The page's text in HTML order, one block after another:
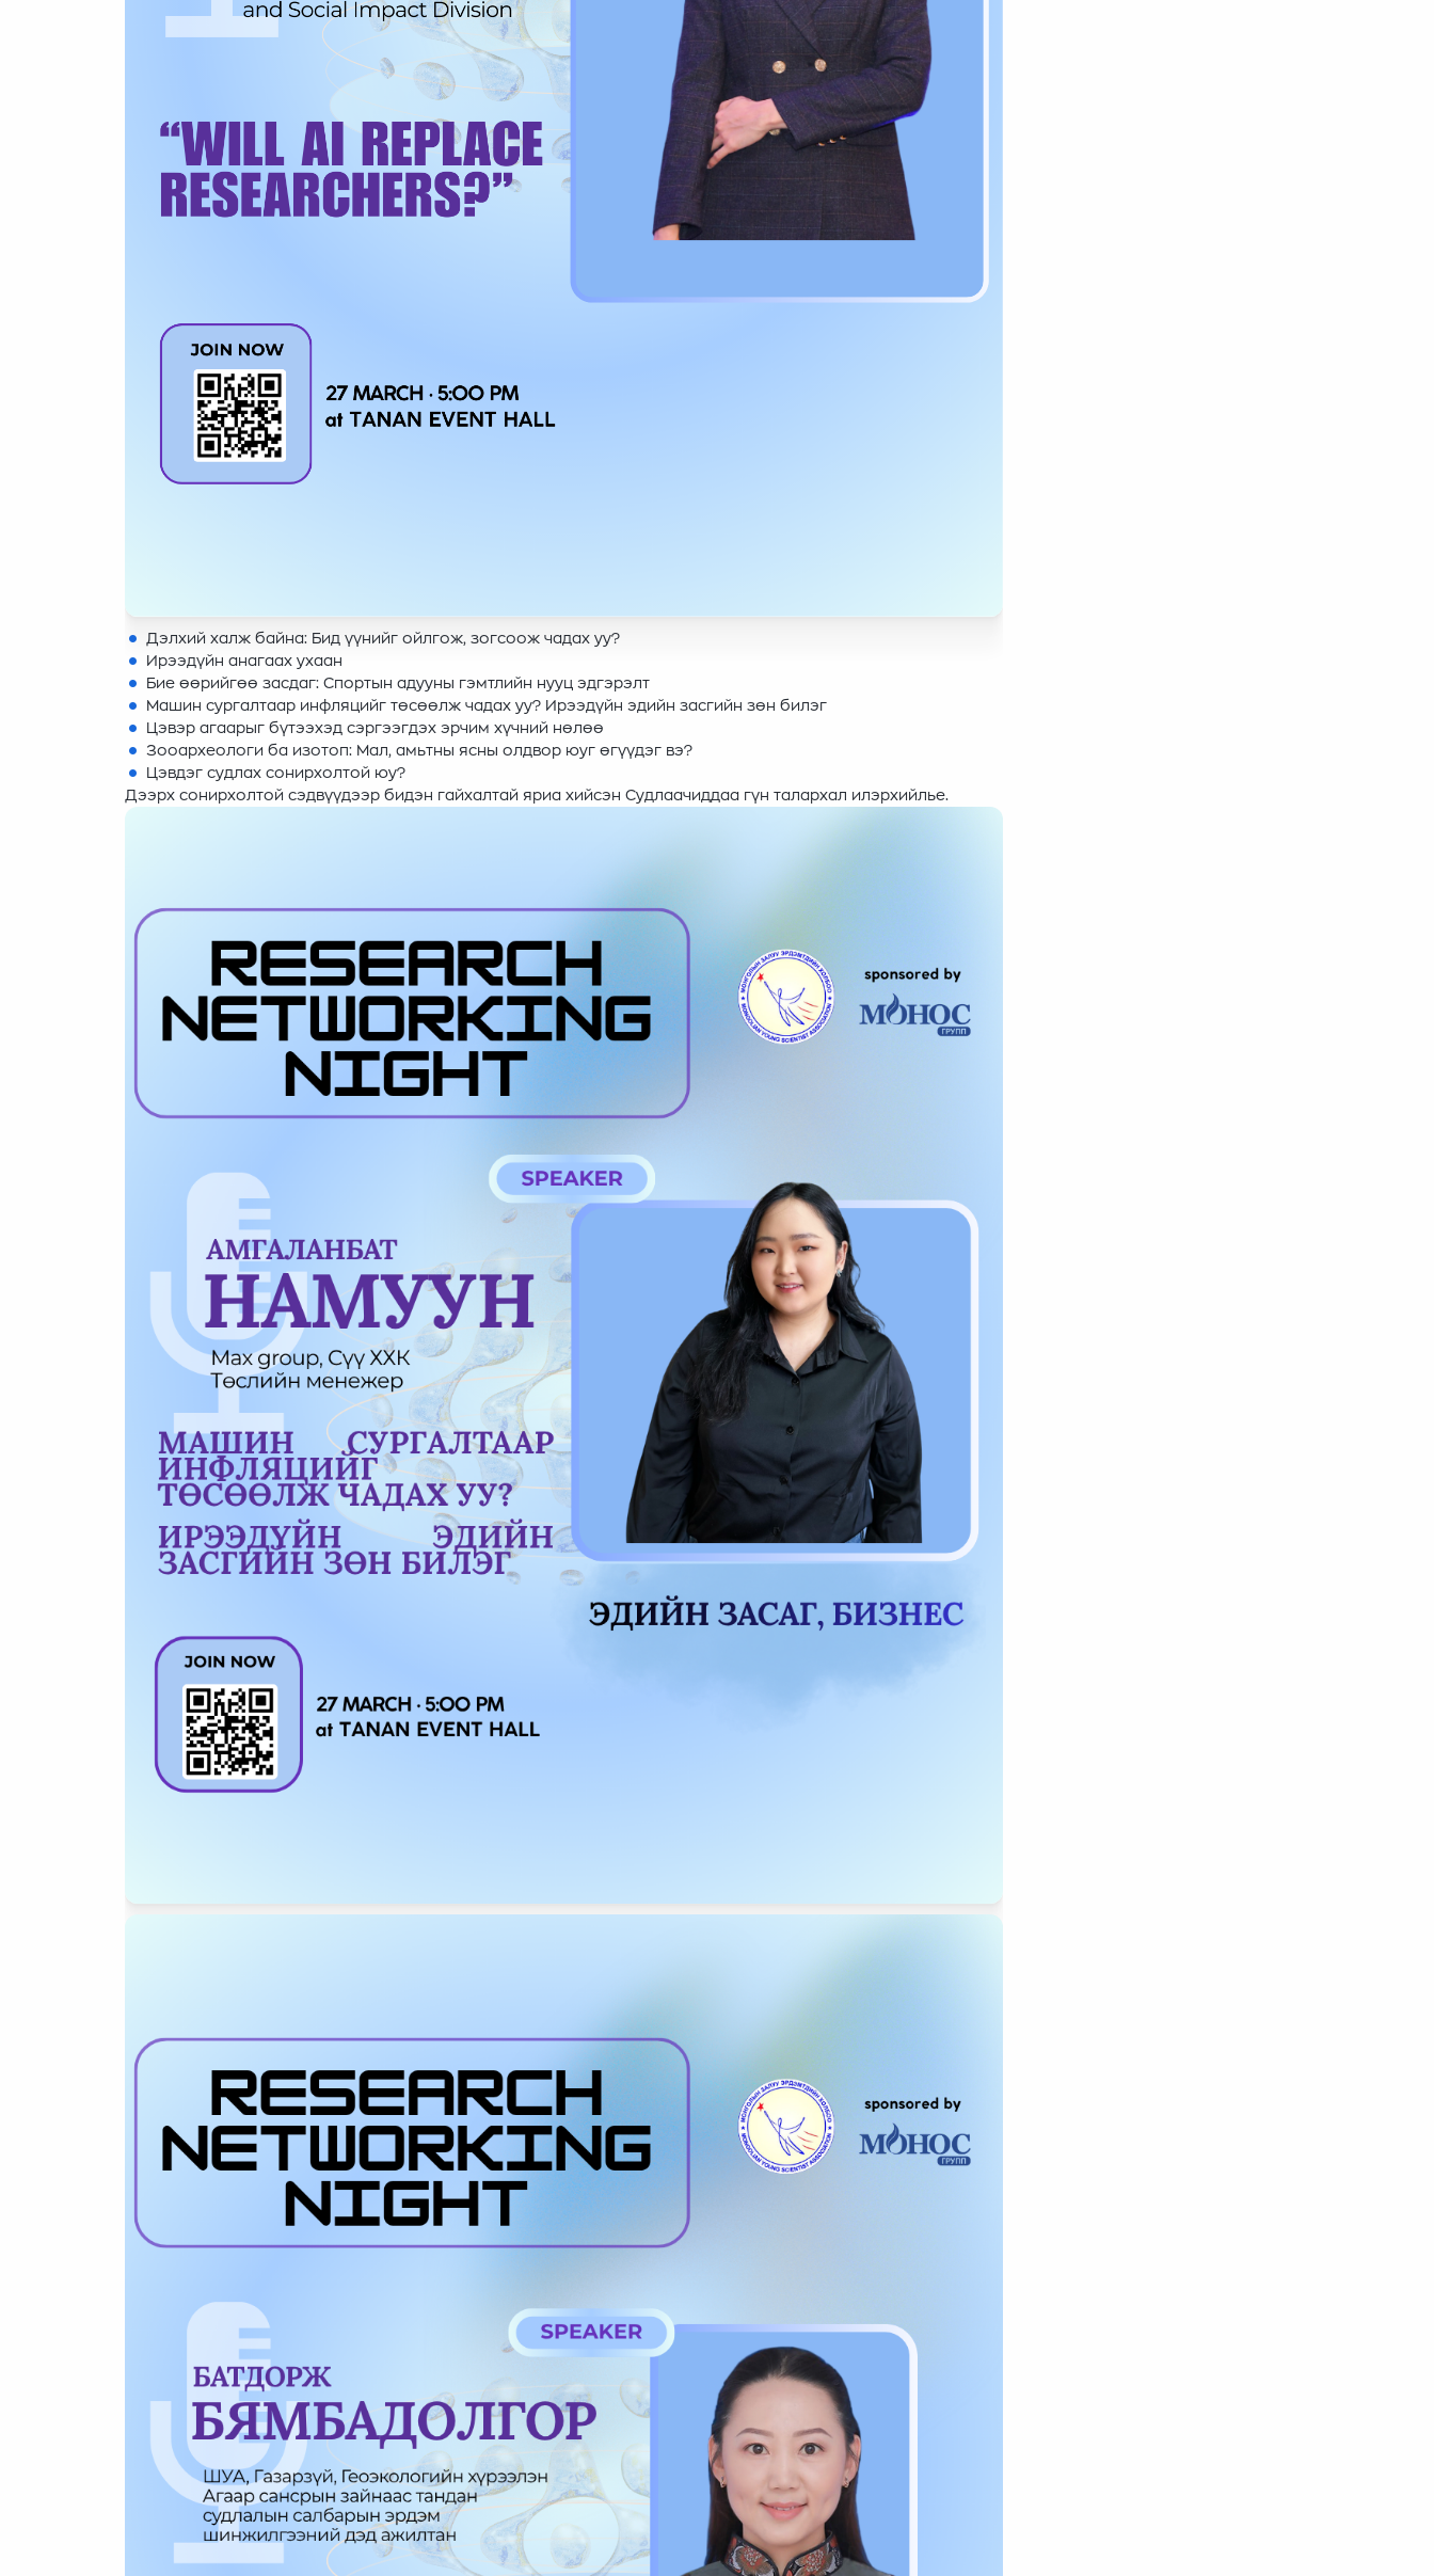
Дэлхий халж байна: Бид үүнийг ойлгож, зогсоож чадах уу?
Ирээдүйн анагаах ухаан
Бие өөрийгөө засдаг: Спортын адууны гэмтлийн нууц эдгэрэлт
Машин сургалтаар инфляцийг төсөөлж чадах уу? Ирээдүйн эдийн засгийн зөн билэг
Цэвэр агаарыг бүтээхэд сэргээгдэх эрчим хүчний нөлөө
Зооархеологи ба изотоп: Мал, амьтны ясны олдвор юуг өгүүдэг вэ?
Цэвдэг судлах сонирхолтой юу?
Дээрх сонирхолтой сэдвүүдээр бидэн гайхалтай яриа хийсэн Судлаачиддаа гүн талархал илэрхийлье.